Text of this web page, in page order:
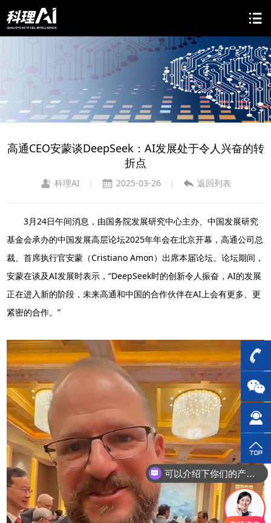
高通CEO安蒙谈DeepSeek：AI发展处于令人兴奋的转
折点
科理AI | 2025-03-26 | 返回列表
3月24日午间消息，由国务院发展研究中心主办、中国发展研究
基金会承办的中国发展高层论坛2025年年会在北京开幕，高通公司总
裁、首席执行官安蒙（Cristiano Amon）出席本届论坛。论坛期间，
安蒙在谈及AI发展时表示，“DeepSeek时的创新令人振奋，AI的发展
正在进入新的阶段，未来高通和中国的合作伙伴在AI上会有更多、更
紧密的合作。”
可以介绍下你们的产品么？